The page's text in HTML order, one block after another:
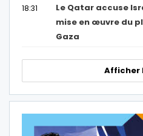
18:31
Le Qatar accuse
mise en œuvre du
Gaza
Afficher